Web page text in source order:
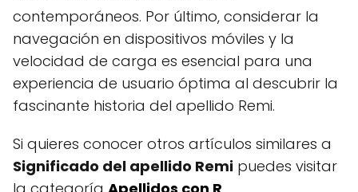
contemporáneos. Por último, considerar la
navegación en dispositivos móviles y la
velocidad de carga es esencial para una
experiencia de usuario óptima al descubrir la
fascinante historia del apellido Remi.
Si quieres conocer otros artículos similares a
Significado del apellido Remi puedes visitar